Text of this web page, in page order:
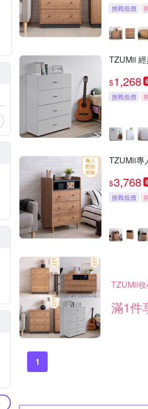
挑戰低價 券
TZUMii
$1,268
挑戰低價 券
TZUMii專
$3,768
挑戰低價 券
TZUMii
滿1件
1